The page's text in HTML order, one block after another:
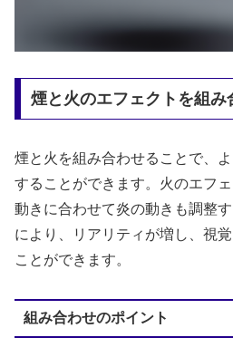
煙と火のエフェクトを組み
煙と火を組み合わせることで、
することができます。火のエフ
動きに合わせて炎の動きも調整
により、リアリティが増し、視
ことができます。
組み合わせのポイント